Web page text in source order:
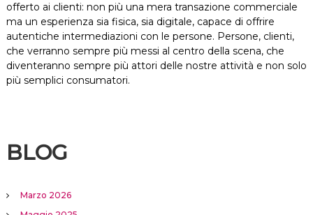
offerto ai clienti: non più una mera transazione commerciale
ma un esperienza sia fisica, sia digitale, capace di offrire
autentiche intermediazioni con le persone. Persone, clienti,
che verranno sempre più messi al centro della scena, che
diventeranno sempre più attori delle nostre attività e non solo
più semplici consumatori.
BLOG
Marzo 2026